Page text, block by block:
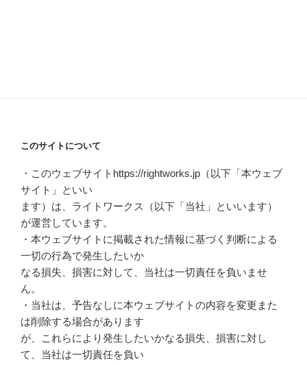
このサイトについて
・このウェブサイトhttps://rightworks.jp（以下「本ウェブ
サイト」といい
ます）は、ライトワークス（以下「当社」といいます）
が運営しています。
・本ウェブサイトに掲載された情報に基づく判断による
一切の行為で発生したいか
なる損失、損害に対して、当社は一切責任を負いませ
ん。
・当社は、予告なしに本ウェブサイトの内容を変更また
は削除する場合があります
が、これらにより発生したいかなる損失、損害に対し
て、当社は一切責任を負い